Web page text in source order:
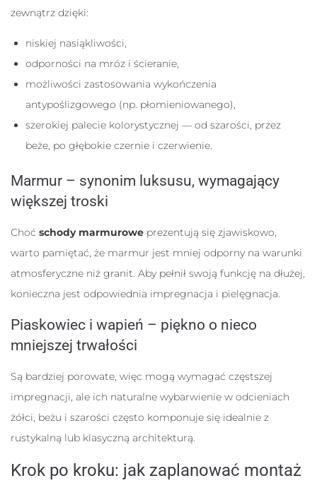
zewnątrz dzięki:
niskiej nasiąkliwości,
odporności na mróz i ścieranie,
możliwości zastosowania wykończenia
antypoślizgowego (np. płomieniowanego),
szerokiej palecie kolorystycznej — od szarości, przez
beże, po głębokie czernie i czerwienie.
Marmur – synonim luksusu, wymagający
większej troski
Choć schody marmurowe prezentują się zjawiskowo,
warto pamiętać, że marmur jest mniej odporny na warunki
atmosferyczne niż granit. Aby pełnił swoją funkcję na dłużej,
konieczna jest odpowiednia impregnacja i pielęgnacja.
Piaskowiec i wapień – piękno o nieco
mniejszej trwałości
Są bardziej porowate, więc mogą wymagać częstszej
impregnacji, ale ich naturalne wybarwienie w odcieniach
żółci, beżu i szarości często komponuje się idealnie z
rustykalną lub klasyczną architekturą.
Krok po kroku: jak zaplanować montaż